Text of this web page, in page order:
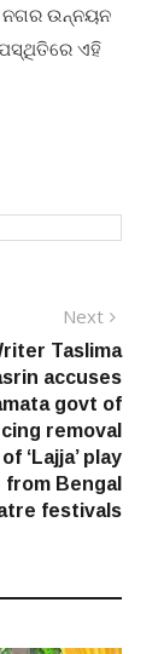
ନଗର ଉନ୍ନୟନ
ଏହି
Next
post:
Taslima
accuses
govt of
removal
of ‘Lajja’ play
from Bengal
festivals